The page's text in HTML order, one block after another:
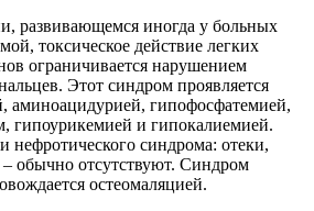
развивающемся иногда у больных
токсическое действие легких
ограничивается нарушением
Этот синдром проявляется
аминоацидурией, гипофосфатемией,
гипоурикемией и гипокалиемией.
нефротического синдрома: отеки,
– обычно отсутствуют. Синдром
остеомаляцией.